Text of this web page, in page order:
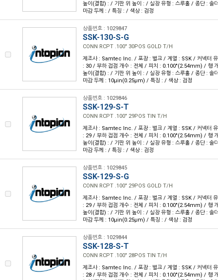
높이(결합) : / 기판 위 높이 : / 실장 유형 : 스루홀 / 종단 : 솔
마감 두께 : / 특징 : / 색상 : 검정
상품번호 : 1029847
SSK-130-S-G
CONN RCPT .100" 30POS GOLD T/H
제조사 : Samtec Inc. / 포장 : 벌크 / 계열 : SSK / 커넥터
: 30 / 부하 접점 개수 : 전체 / 피치 : 0.100"(2.54mm) / 행
높이(결합) : / 기판 위 높이 : / 실장 유형 : 스루홀 / 종단 : 솔
마감 두께 : 10µin(0.25µm) / 특징 : / 색상 : 검정
상품번호 : 1029846
SSK-129-S-T
CONN RCPT .100" 29POS TIN T/H
제조사 : Samtec Inc. / 포장 : 벌크 / 계열 : SSK / 커넥터
: 29 / 부하 접점 개수 : 전체 / 피치 : 0.100"(2.54mm) / 행
높이(결합) : / 기판 위 높이 : / 실장 유형 : 스루홀 / 종단 : 솔
마감 두께 : / 특징 : / 색상 : 검정
상품번호 : 1029845
SSK-129-S-G
CONN RCPT .100" 29POS GOLD T/H
제조사 : Samtec Inc. / 포장 : 벌크 / 계열 : SSK / 커넥터
: 29 / 부하 접점 개수 : 전체 / 피치 : 0.100"(2.54mm) / 행
높이(결합) : / 기판 위 높이 : / 실장 유형 : 스루홀 / 종단 : 솔
마감 두께 : 10µin(0.25µm) / 특징 : / 색상 : 검정
상품번호 : 1029844
SSK-128-S-T
CONN RCPT .100" 28POS TIN T/H
제조사 : Samtec Inc. / 포장 : 벌크 / 계열 : SSK / 커넥터
: 28 / 부하 접점 개수 : 전체 / 피치 : 0.100"(2.54mm) / 행